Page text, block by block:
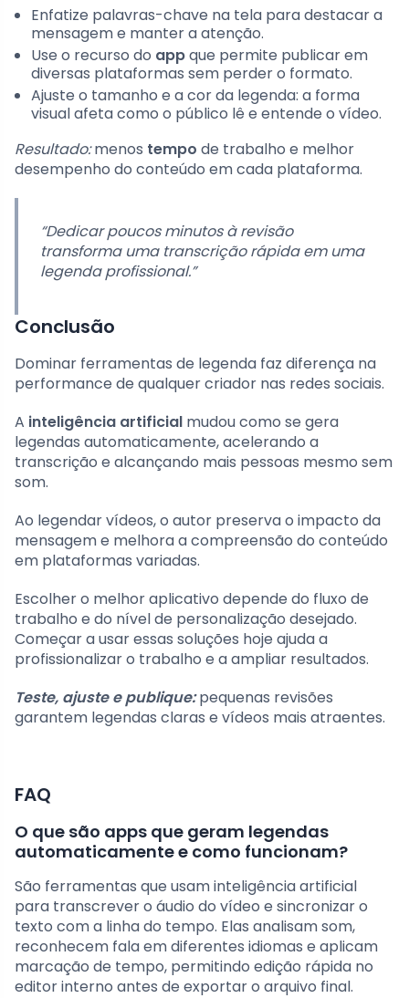
Enfatize palavras-chave na tela para destacar a
mensagem e manter a atenção.
Use o recurso do appque permite publicar em
diversas plataformas sem perder o formato.
Ajuste o tamanho e a cor da legenda: a forma
visual afeta como o público lê e entende o vídeo.
Resultado:menos tempo de trabalho e melhor
desempenho do conteúdo em cada plataforma.
“Dedicar poucos minutos à revisão
transforma uma transcrição rápida em uma
legenda profissional.”
Conclusão
Dominar ferramentas de legenda faz diferença na
performance de qualquer criador nas redes sociais.
A inteligência artificial mudou como se gera
legendas automaticamente, acelerando a
transcrição e alcançando mais pessoas mesmo sem
som.
Ao legendar vídeos, o autor preserva o impacto da
mensagem e melhora a compreensão do conteúdo
em plataformas variadas.
Escolher o melhor aplicativo depende do fluxo de
trabalho e do nível de personalização desejado.
Começar a usar essas soluções hoje ajuda a
profissionalizar o trabalho e a ampliar resultados.
Teste, ajuste e publique:pequenas revisões
garantem legendas claras e vídeos mais atraentes.
FAQ
O que são apps que geram legendas
automaticamente e como funcionam?
São ferramentas que usam inteligência artificial
para transcrever o áudio do vídeo e sincronizar o
texto com a linha do tempo. Elas analisam som,
reconhecem fala em diferentes idiomas e aplicam
marcação de tempo, permitindo edição rápida no
editor interno antes de exportar o arquivo final.